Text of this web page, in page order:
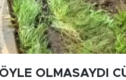
OLMASAYDI